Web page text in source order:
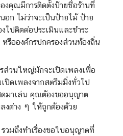
งคุณมีการติดตั้งป้ายชื่อร้านที่
อก ไม่ว่าจะเป็นป้ายไม้ ป้าย
ไปติดต่อประเมินและชำระ
รือองค์กรปกครองส่วนท้องถิ่น
ส่วนใหญ่มักจะเปิดเพลงเพื่อ
ปิดเพลงจากสตรีมมิ่งทั่วไป
มาเล่น คุณต้องขออนุญาต
งต่าง ๆ ให้ถูกต้องด้วย
วมถึงทำเรื่องขอใบอนุญาตที่